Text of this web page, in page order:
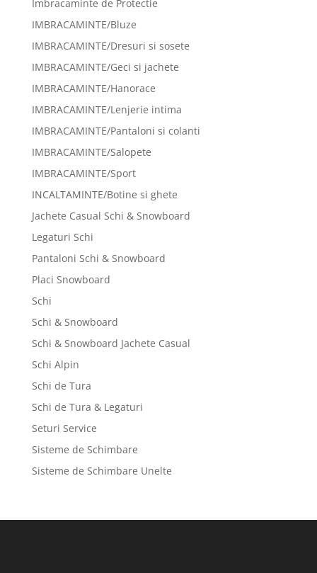
Imbracaminte de Protectie
IMBRACAMINTE/Bluze
IMBRACAMINTE/Dresuri si sosete
IMBRACAMINTE/Geci si jachete
IMBRACAMINTE/Hanorace
IMBRACAMINTE/Lenjerie intima
IMBRACAMINTE/Pantaloni si colanti
IMBRACAMINTE/Salopete
IMBRACAMINTE/Sport
INCALTAMINTE/Botine si ghete
Jachete Casual Schi & Snowboard
Legaturi Schi
Pantaloni Schi & Snowboard
Placi Snowboard
Schi
Schi & Snowboard
Schi & Snowboard Jachete Casual
Schi Alpin
Schi de Tura
Schi de Tura & Legaturi
Seturi Service
Sisteme de Schimbare
Sisteme de Schimbare Unelte